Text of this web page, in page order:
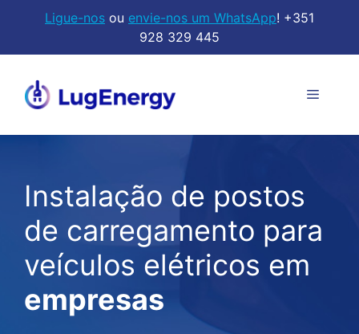
Ligue-nos ou envie-nos um WhatsApp! +351
928 329 445
Menu
Instalação de postos
de carregamento para
veículos elétricos em
empresas